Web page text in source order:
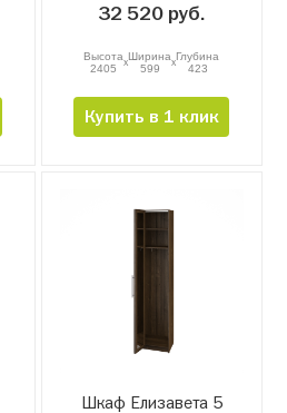
32 520 руб.
Высота
2405
xШирина
599
xГлубина
423
Купить в 1 клик
Шкаф Елизавета 5